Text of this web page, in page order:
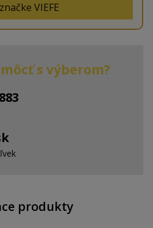
VIEFE
s výberom?
produkty